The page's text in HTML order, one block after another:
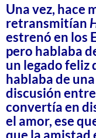
Una vez, hace
retransmitían
estrenó en los
pero hablaba
un legado feliz
hablaba de
discusión
convertía en
el amor, ese
que la amistad